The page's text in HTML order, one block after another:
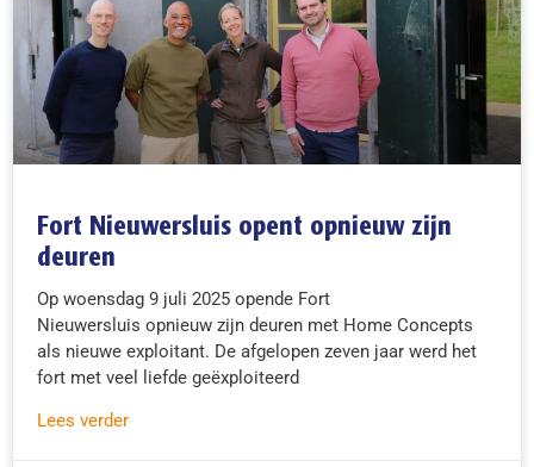
Fort Nieuwersluis opent opnieuw zijn
deuren
Op woensdag 9 juli 2025 opende Fort
Nieuwersluis opnieuw zijn deuren met Home Concepts
als nieuwe exploitant. De afgelopen zeven jaar werd het
fort met veel liefde geëxploiteerd
Lees verder